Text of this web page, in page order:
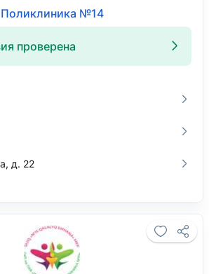
Поликлиника №14
проверена
д. 22